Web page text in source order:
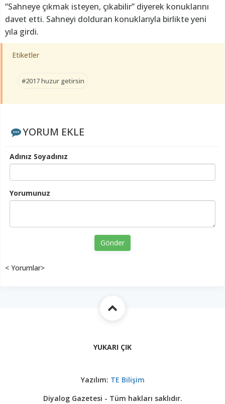
“Sahneye çıkmak isteyen, çıkabilir” diyerek konuklarını
davet etti. Sahneyi dolduran konuklarıyla birlikte yeni
yıla girdi.
Etiketler
#2017 huzur getirsin
YORUM EKLE
Adınız Soyadınız
Yorumunuz
Gönder
< Yorumlar>
YUKARI ÇIK
Yazılım: TE Bilişim
Diyalog Gazetesi - Tüm hakları saklıdır.